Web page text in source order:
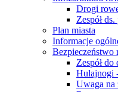
Drogi
Zespół
Plan miasta
Informacje
Bezpieczeństwo
Zespół
Hulajnogi
Uwaga na